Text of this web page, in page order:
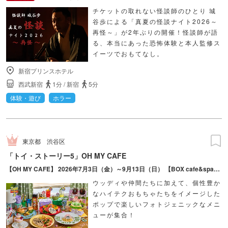
チケットの取れない怪談師のひとり 城
谷歩による「真夏の怪談ナイト2026～
再怪～」が2年ぶりの開催！怪談師が語
る、本当にあった恐怖体験と本人監修ス
イーツでおもてなし。
新宿プリンスホテル
西武新宿
1分/新宿
5分
体験・遊び
ホラー
東京都 渋谷区
「トイ・ストーリー5」OH MY CAFE
【OH MY CAFE】 2026年7月3日（金）～9月13日（日） 【BOX cafe&space ルミネエスト新宿2号店】 2026年7月10日（金）～8月30日（日）
ウッディや仲間たちに加えて、個性豊か
なハイテクおもちゃたちをイメージした
ポップで楽しいフォトジェニックなメニ
ューが集合！